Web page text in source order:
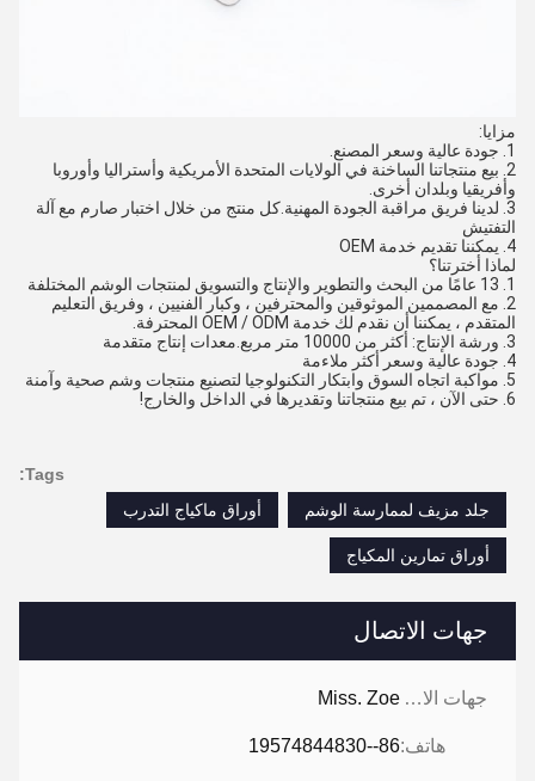
جهات الاتصال
جهات الاتصال: Miss. Zoe
هاتف:86--19574844830
مزايا:
1. جودة عالية وسعر المصنع.
2. بيع منتجاتنا الساخنة في الولايات المتحدة الأمريكية وأستراليا وأوروبا
وأفريقيا وبلدان أخرى.
3. لدينا فريق مراقبة الجودة المهنية.كل منتج من خلال اختبار صارم مع آلة
التفتيش
4. يمكننا تقديم خدمة OEM
لماذا أخترتنا؟
1. 13 عامًا من البحث والتطوير والإنتاج والتسويق لمنتجات الوشم المختلفة
2. مع المصممين الموثوقين والمحترفين ، وكبار الفنيين ، وفريق التعليم
المتقدم ، يمكننا أن نقدم لك خدمة OEM / ODM المحترفة.
3. ورشة الإنتاج: أكثر من 10000 متر مربع.معدات إنتاج متقدمة
4. جودة عالية وسعر أكثر ملاءمة
5. مواكبة اتجاه السوق وابتكار التكنولوجيا لتصنيع منتجات وشم صحية وآمنة
6. حتى الآن ، تم بيع منتجاتنا وتقديرها في الداخل والخارج!
Tags:
جلد مزيف لممارسة الوشم
أوراق ماكياج التدرب
أوراق تمارين المكياج